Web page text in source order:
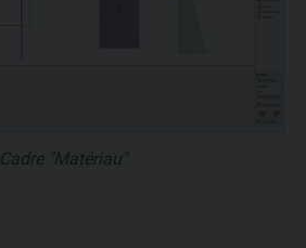
Cadre "Matériau"